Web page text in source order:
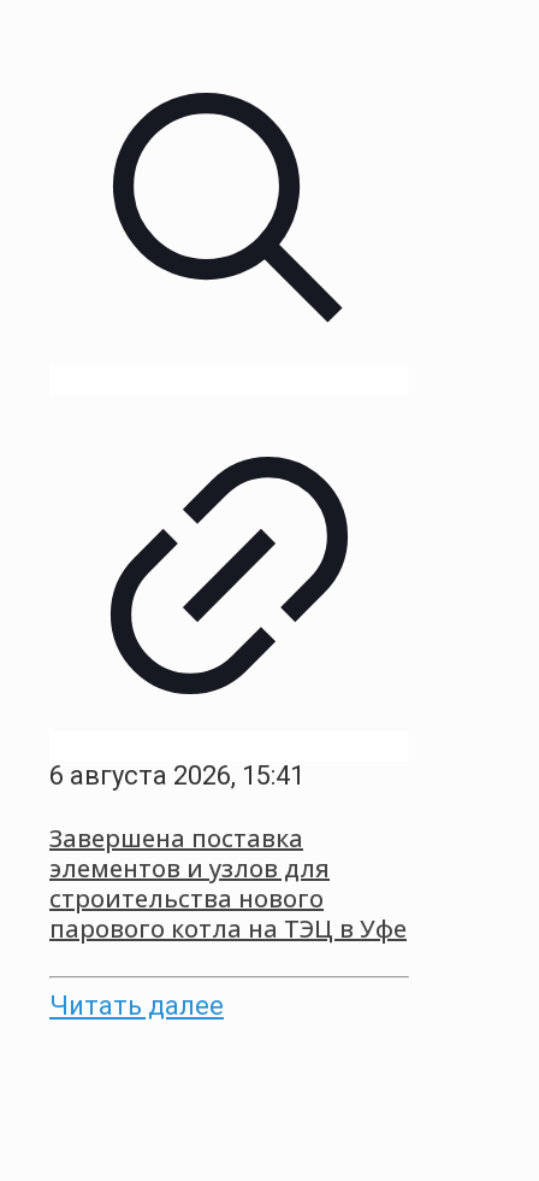
6 августа 2026, 15:41
Завершена поставка
элементов и узлов для
строительства нового
парового котла на ТЭЦ в Уфе
Читать далее